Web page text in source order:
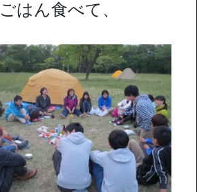
ごはん食べて、